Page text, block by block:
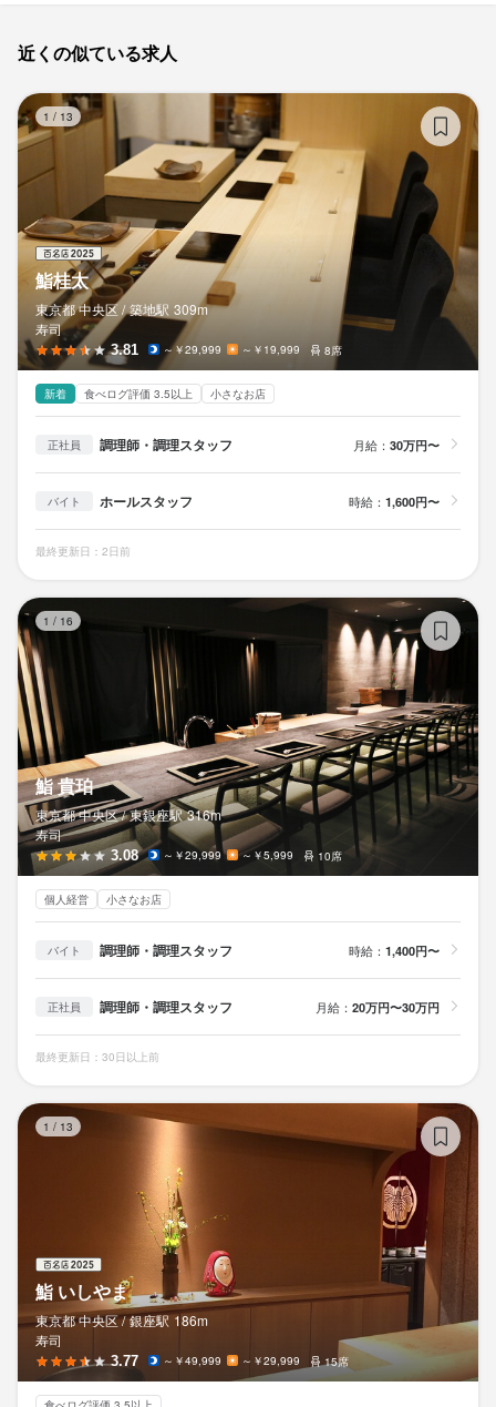
近くの似ている求人
1 / 13
鮨桂太
東京都 中央区 / 築地駅 309m
寿司
3.81 ～￥29,999 ～￥19,999 8席
新着 食べログ評価 3.5以上 小さなお店
正社員 調理師・調理スタッフ 月給： 30万円〜
バイト ホールスタッフ 時給： 1,600円〜
最終更新日：2日前
1 / 16
鮨 貴珀
東京都 中央区 / 東銀座駅 316m
寿司
3.08 ～￥29,999 ～￥5,999 10席
個人経営 小さなお店
バイト 調理師・調理スタッフ 時給： 1,400円〜
正社員 調理師・調理スタッフ 月給： 20万円〜30万円
最終更新日：30日以上前
1 / 13
鮨 いしやま
東京都 中央区 / 銀座駅 186m
寿司
3.77 ～￥49,999 ～￥29,999 15席
勤務地
東京都中央区銀座6-9-13 中嶋ビル 1F
法人名・事業者名
株式会社エフアンドコー（関西）
最終更新日2025/10/16
法人名・事業者名
株式会社エフアンドコー（関西）
最終更新日2025/10/16
求める人物像
【こんな方を歓迎いたします】
クオリティの高い食材を扱いたい方
一生モノの技術を習得したい方
オシャレなお店で働きたい方
店舗マネジメントに興味がある方
お店の採用担当者からのメッセージ
まずは一度お話しませんか。
ご応募お待ちしております！
店名
鮨 江藤
東京都中央区銀座6-9-13 中嶋ビル 1F
法人名・事業者名
株式会社エフアンドコー（関西）
最終更新日2025/10/16
勤務地
東京都中央区銀座6-9-13 中嶋ビル 1F
法人名・事業者名
株式会社エフアンドコー（関西）
最終更新日2025/10/16